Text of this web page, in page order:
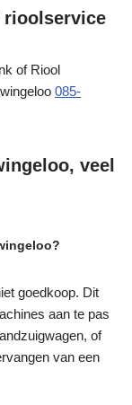
rioolservice
of Riool
085-
veel
goedkoop. Dit
aan te pas
of
van een